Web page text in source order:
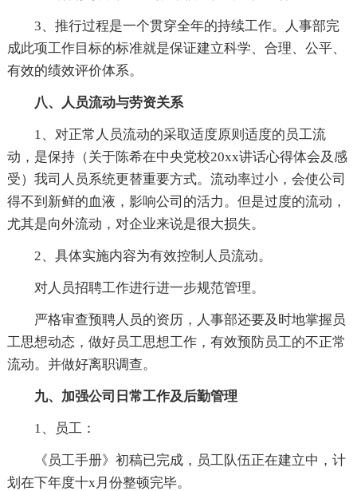
3、推行过程是一个贯穿全年的持续工作。人事部完
成此项工作目标的标准就是保证建立科学、合理、公平、
有效的绩效评价体系。
八、人员流动与劳资关系
1、对正常人员流动的采取适度原则适度的员工流
动，是保持（关于陈希在中央党校20xx讲话心得体会及感
受）我司人员系统更替重要方式。流动率过小，会使公司
得不到新鲜的血液，影响公司的活力。但是过度的流动，
尤其是向外流动，对企业来说是很大损失。
2、具体实施内容为有效控制人员流动。
对人员招聘工作进行进一步规范管理。
严格审查预聘人员的资历，人事部还要及时地掌握员
工思想动态，做好员工思想工作，有效预防员工的不正常
流动。并做好离职调查。
九、加强公司日常工作及后勤管理
1、员工：
《员工手册》初稿已完成，员工队伍正在建立中，计
划在下年度十x月份整顿完毕。